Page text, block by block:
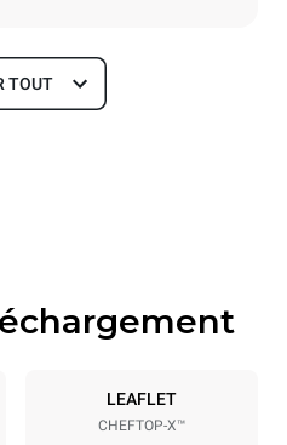
de la plaque
GN 1/1
TOUT
LEAFLET
CHEFTOP-X™